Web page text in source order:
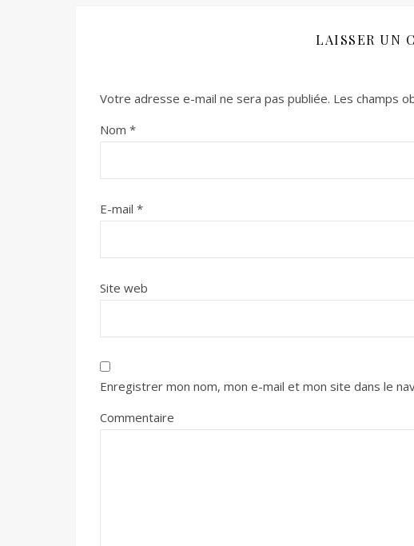
LAISSER UN
Votre adresse e-mail ne sera pas publiée. Les champs
Nom *
E-mail *
Site web
Enregistrer mon nom, mon e-mail et mon site dans le
Commentaire